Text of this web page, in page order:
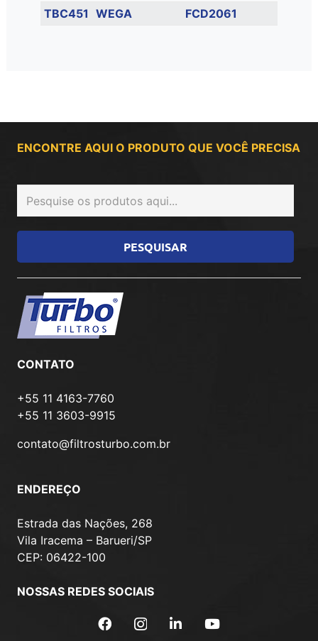
TBC451 WEGA FCD2061
ENCONTRE AQUI O PRODUTO QUE VOCÊ PRECISA
CONTATO
+55 11 4163-7760
+55 11 3603-9915
contato@filtrosturbo.com.br
ENDEREÇO
Estrada das Nações, 268
Vila Iracema – Barueri/SP
CEP: 06422-100
NOSSAS REDES SOCIAIS